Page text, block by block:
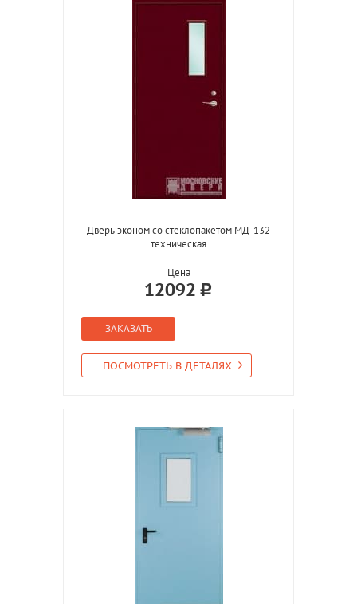
Дверь эконом со стеклопакетом МД-132
техническая
Цена
12092
ЗАКАЗАТЬ
ПОСМОТРЕТЬ В ДЕТАЛЯХ